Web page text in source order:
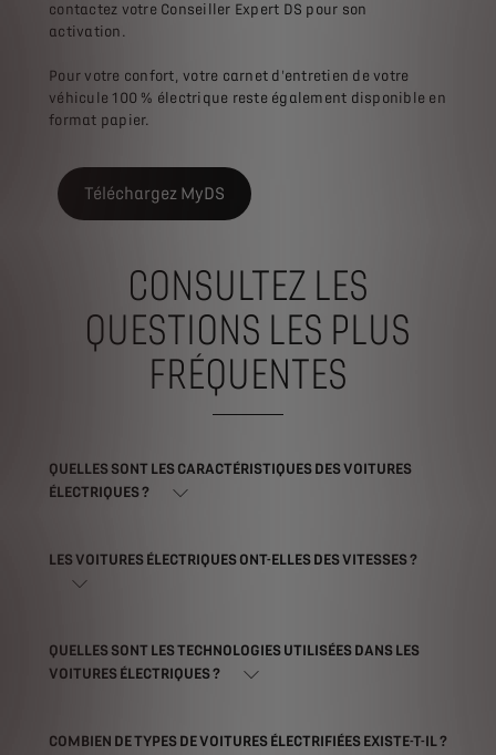
contactez votre Conseiller Expert DS pour son
activation.
Pour votre confort, votre carnet d'entretien de votre
véhicule 100 % électrique reste également disponible en
format papier.
Téléchargez MyDS
CONSULTEZ LES
QUESTIONS LES PLUS
FRÉQUENTES
QUELLES SONT LES CARACTÉRISTIQUES DES VOITURES
ÉLECTRIQUES ?
LES VOITURES ÉLECTRIQUES ONT-ELLES DES VITESSES ?
QUELLES SONT LES TECHNOLOGIES UTILISÉES DANS LES
VOITURES ÉLECTRIQUES ?
COMBIEN DE TYPES DE VOITURES ÉLECTRIFIÉES EXISTE-T-IL ?